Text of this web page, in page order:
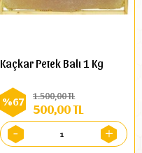
Kaçkar Petek Balı 1 Kg
%67
1.500,00 TL
500,00 TL